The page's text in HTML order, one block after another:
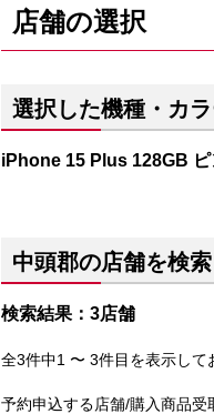
店舗の選択
選択した機種・カ
iPhone 15 Plus 128GB ピ
中頭郡の店舗を検
検索結果：3店舗
全3件中1 〜 3件目を表示して
予約申込する店舗/購入商品受